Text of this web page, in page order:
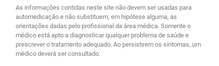
As informações contidas neste site não devem ser usadas para
automedicação e não substituem, em hipótese alguma, as
orientações dadas pelo profissional da área médica. Somente o
médico está apto a diagnosticar qualquer problema de saúde e
prescrever o tratamento adequado. Ao persistirem os sintomas, um
médico deverá ser consultado.